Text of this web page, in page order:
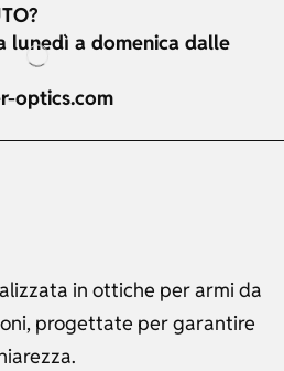
lunedì a domenica dalle
optics.com
in ottiche per armi da
progettate per garantire